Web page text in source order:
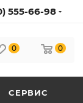
555-66-98
0 0
СЕРВИС